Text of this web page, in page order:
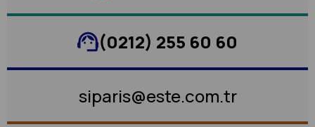
(0212) 255 60 60
siparis@este.com.tr